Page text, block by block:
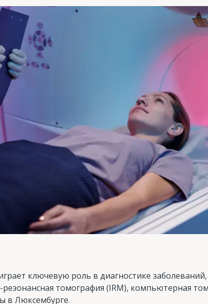
ключевую роль в диагностике
томография (IRM), компьютерная
в Люксембурге.